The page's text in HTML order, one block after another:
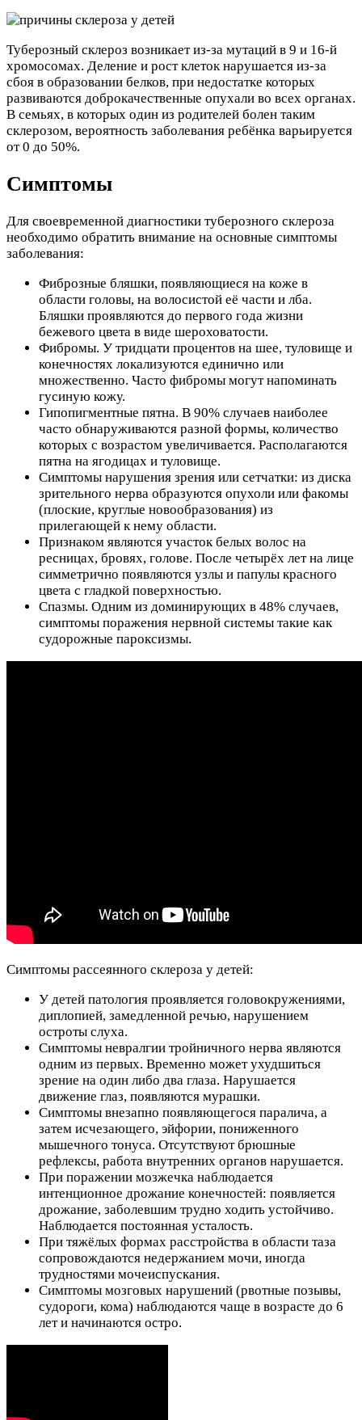
Туберозный склероз возникает из-за мутаций в 9 и 16-й
хромосомах. Деление и рост клеток нарушается из-за
сбоя в образовании белков, при недостатке которых
развиваются доброкачественные опухали во всех органах.
В семьях, в которых один из родителей болен таким
склерозом, вероятность заболевания ребёнка варьируется
от 0 до 50%.
Симптомы
Для своевременной диагностики туберозного склероза
необходимо обратить внимание на основные симптомы
заболевания:
Фиброзные бляшки, появляющиеся на коже в
области головы, на волосистой её части и лба.
Бляшки проявляются до первого года жизни
бежевого цвета в виде шероховатости.
Фибромы. У тридцати процентов на шее, туловище и
конечностях локализуются единично или
множественно. Часто фибромы могут напоминать
гусиную кожу.
Гипопигментные пятна. В 90% случаев наиболее
часто обнаруживаются разной формы, количество
которых с возрастом увеличивается. Располагаются
пятна на ягодицах и туловище.
Симптомы нарушения зрения или сетчатки: из диска
зрительного нерва образуются опухоли или факомы
(плоские, круглые новообразования) из
прилегающей к нему области.
Признаком являются участок белых волос на
ресницах, бровях, голове. После четырёх лет на лице
симметрично появляются узлы и папулы красного
цвета с гладкой поверхностью.
Спазмы. Одним из доминирующих в 48% случаев,
симптомы поражения нервной системы такие как
судорожные пароксизмы.
Симптомы рассеянного склероза у детей:
У детей патология проявляется головокружениями,
диплопией, замедленной речью, нарушением
остроты слуха.
Симптомы невралгии тройничного нерва являются
одним из первых. Временно может ухудшиться
зрение на один либо два глаза. Нарушается
движение глаз, появляются мурашки.
Симптомы внезапно появляющегося паралича, а
затем исчезающего, эйфории, пониженного
мышечного тонуса. Отсутствуют брюшные
рефлексы, работа внутренних органов нарушается.
При поражении мозжечка наблюдается
интенционное дрожание конечностей: появляется
дрожание, заболевшим трудно ходить устойчиво.
Наблюдается постоянная усталость.
При тяжёлых формах расстройства в области таза
сопровождаются недержанием мочи, иногда
трудностями мочеиспускания.
Симптомы мозговых нарушений (рвотные позывы,
судороги, кома) наблюдаются чаще в возрасте до 6
лет и начинаются остро.